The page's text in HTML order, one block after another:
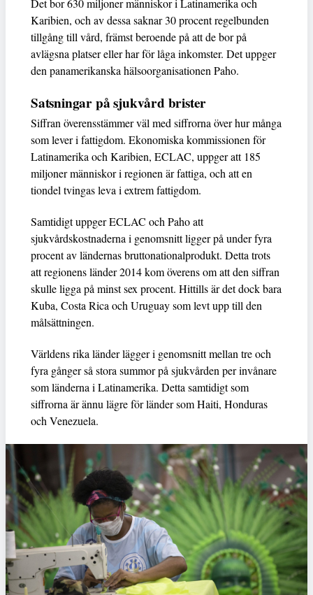
Det bor 630 miljoner människor i Latinamerika och
Karibien, och av dessa saknar 30 procent regelbunden
tillgång till vård, främst beroende på att de bor på
avlägsna platser eller har för låga inkomster. Det uppger
den panamerikanska hälsoorganisationen Paho.
Satsningar på sjukvård brister
Siffran överensstämmer väl med siffrorna över hur många
som lever i fattigdom. Ekonomiska kommissionen för
Latinamerika och Karibien, ECLAC, uppger att 185
miljoner människor i regionen är fattiga, och att en
tiondel tvingas leva i extrem fattigdom.
Samtidigt uppger ECLAC och Paho att
sjukvårdskostnaderna i genomsnitt ligger på under fyra
procent av ländernas bruttonationalprodukt. Detta trots
att regionens länder 2014 kom överens om att den siffran
skulle ligga på minst sex procent. Hittills är det dock bara
Kuba, Costa Rica och Uruguay som levt upp till den
målsättningen.
Världens rika länder lägger i genomsnitt mellan tre och
fyra gånger så stora summor på sjukvården per invånare
som länderna i Latinamerika. Detta samtidigt som
siffrorna är ännu lägre för länder som Haiti, Honduras
och Venezuela.